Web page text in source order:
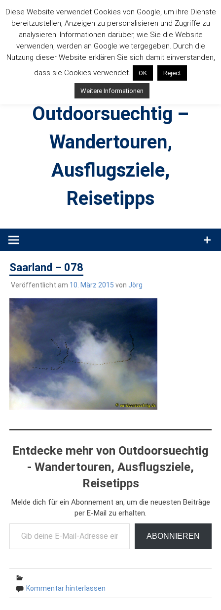
Inhalt
springen
Outdoorsuechtig –
Wandertouren,
Ausflugsziele,
Reisetipps
Produkttests und Buchrezensionen. Ein Blog für alle, die gern
Saarland – 078
Veröffentlicht am 10. März 2015 von Jörg
Entdecke mehr von Outdoorsuechtig
- Wandertouren, Ausflugsziele,
Reisetipps
Melde dich für ein Abonnement an, um die neuesten Beiträge
per E-Mail zu erhalten.
Gib deine E-Mail-Adresse ein ...
ABONNIEREN
Kommentar hinterlassen
Diese Website verwendet Cookies von Google, um ihre Dienste
bereitzustellen, Anzeigen zu personalisieren und Zugriffe zu
analysieren. Informationen darüber, wie Sie die Website
verwenden, werden an Google weitergegeben. Durch die
Nutzung dieser Website erklären Sie sich damit einverstanden,
dass sie Cookies verwendet.
OK Reject
Weitere Informationen